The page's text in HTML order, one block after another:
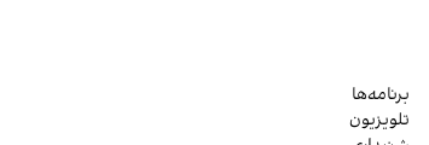
برنامه‌ها
تلویزیون